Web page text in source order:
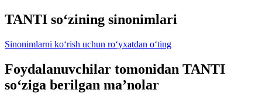
TANTI so‘zining sinonimlari
Sinonimlarni ko‘rish uchun ro‘yxatdan o‘ting
Foydalanuvchilar tomonidan TANTI
so‘ziga berilgan ma’nolar